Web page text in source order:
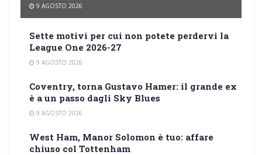
9 AGOSTO 2026
Sette motivi per cui non potete perdervi la
League One 2026-27
9 AGOSTO 2026
Coventry, torna Gustavo Hamer: il grande ex
è a un passo dagli Sky Blues
9 AGOSTO 2026
West Ham, Manor Solomon è tuo: affare
chiuso col Tottenham